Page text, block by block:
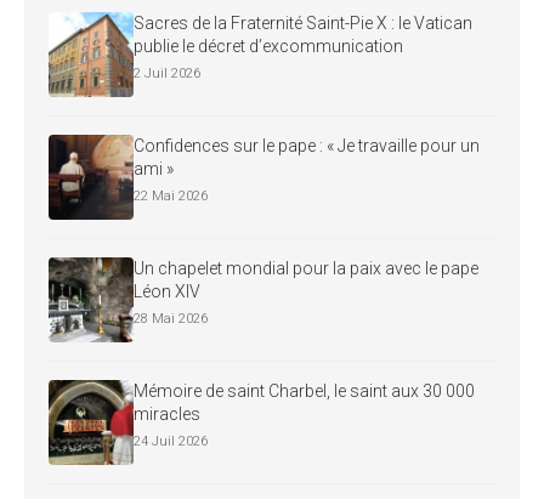
Sacres de la Fraternité Saint-Pie X : le Vatican
publie le décret d’excommunication
2 Juil 2026
Confidences sur le pape : « Je travaille pour un
ami »
22 Mai 2026
Un chapelet mondial pour la paix avec le pape
Léon XIV
28 Mai 2026
Mémoire de saint Charbel, le saint aux 30 000
miracles
24 Juil 2026